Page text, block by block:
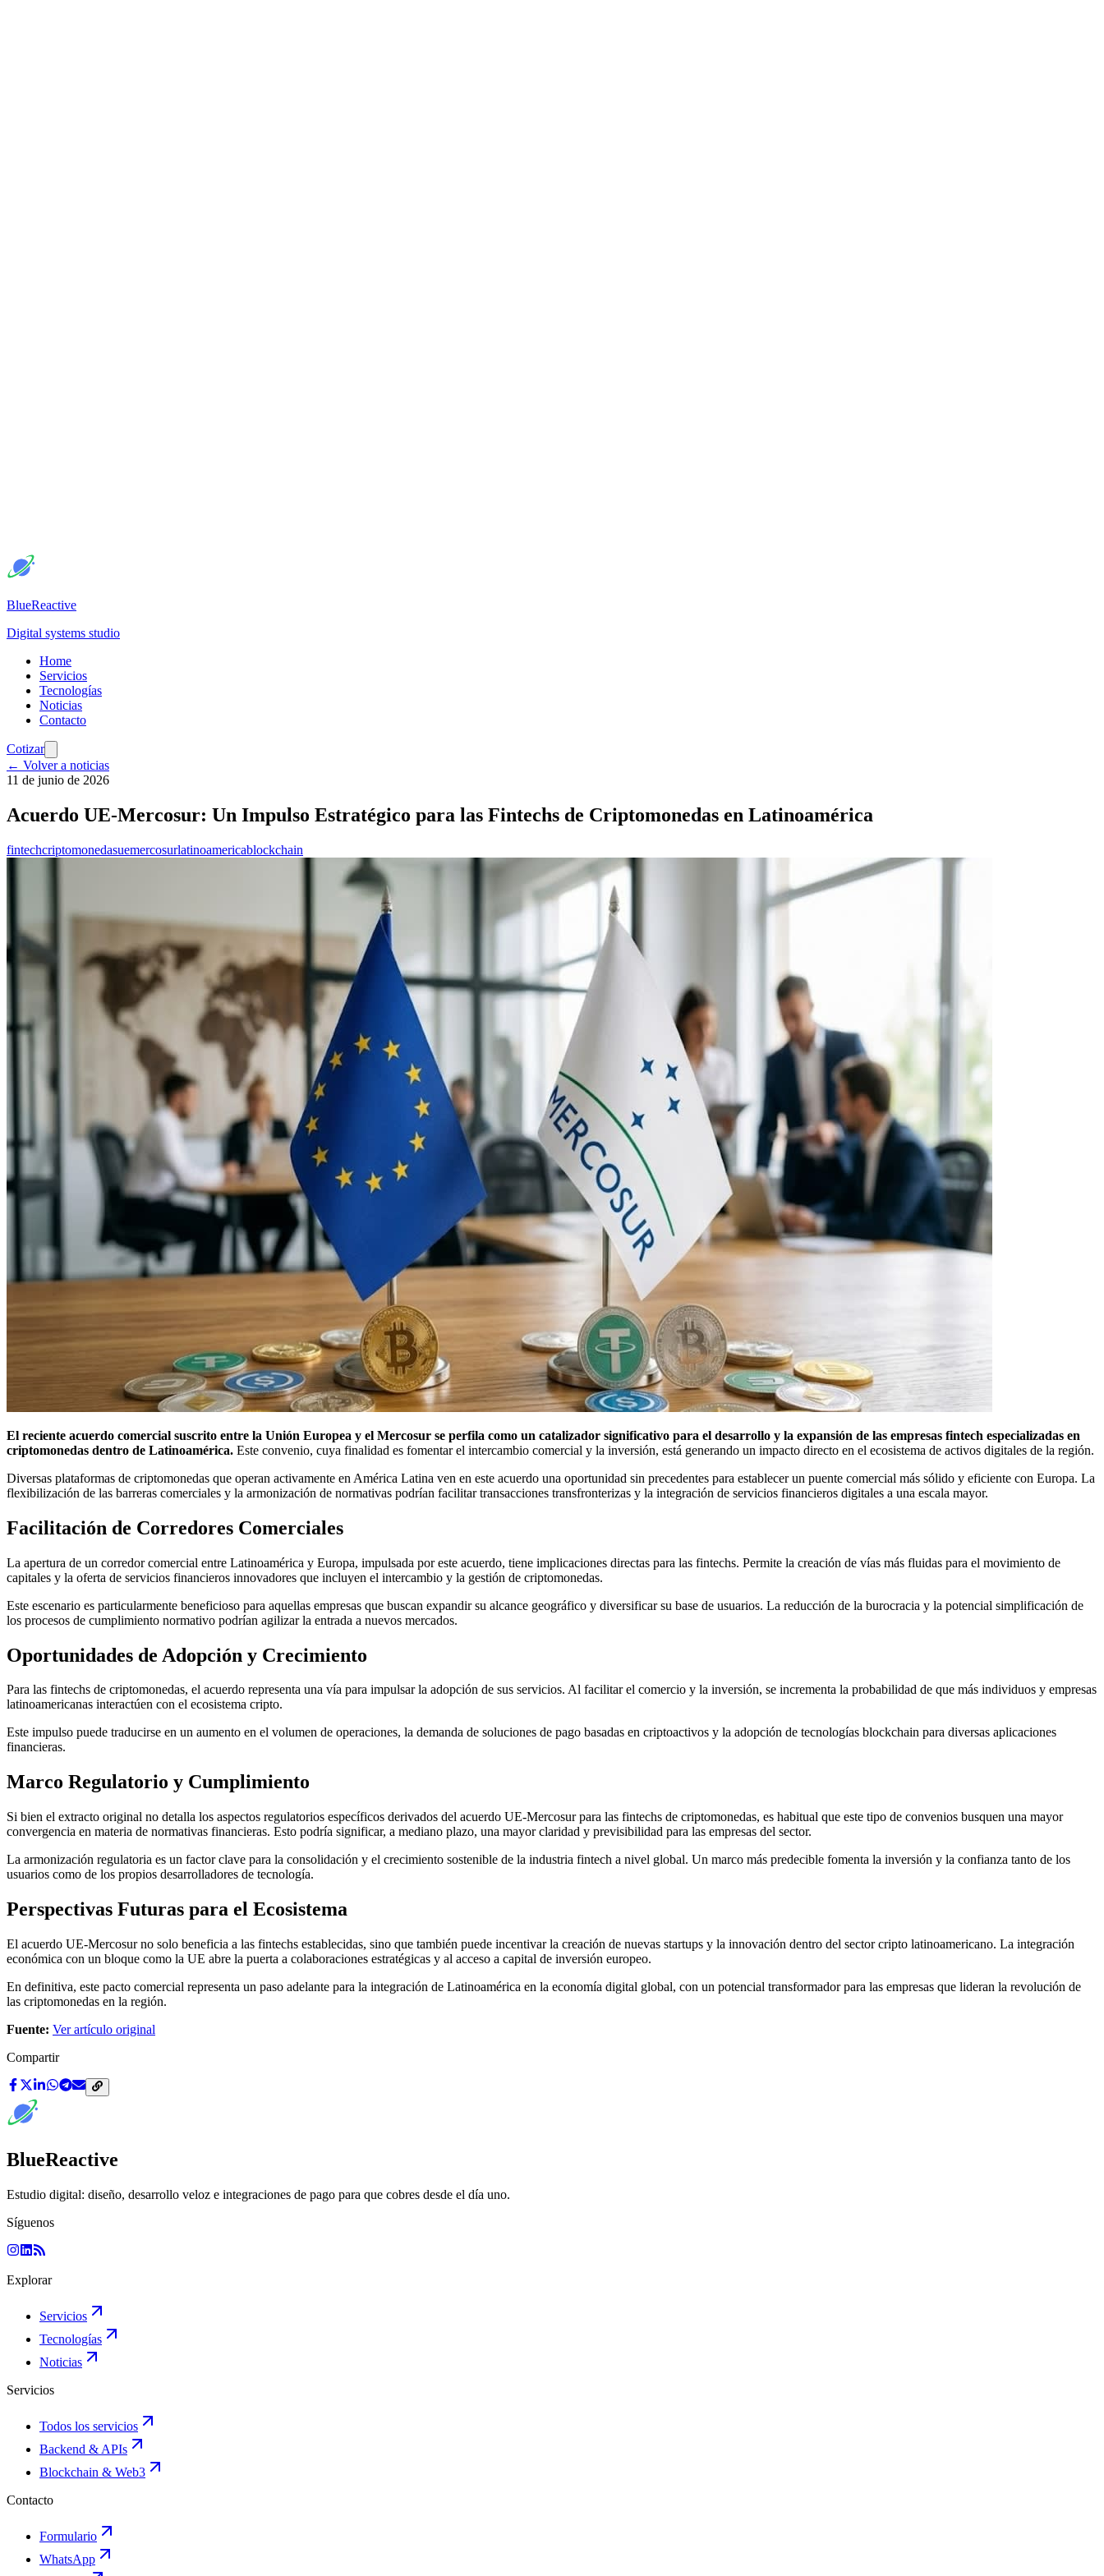
BlueReactive
Digital systems studio
Home
Servicios
Tecnologías
Noticias
Contacto
Cotizar
← Volver a noticias
11 de junio de 2026
Acuerdo UE-Mercosur: Un Impulso Estratégico para las Fintechs de Criptomonedas en Latinoamérica
fintechcriptomonedasuemercosurlatinoamericablockchain
El reciente acuerdo comercial suscrito entre la Unión Europea y el Mercosur se perfila como un catalizador significativo para el desarrollo y la expansión de las empresas fintech especializadas en
criptomonedas dentro de Latinoamérica. Este convenio, cuya finalidad es fomentar el intercambio comercial y la inversión, está generando un impacto directo en el ecosistema de activos digitales de la región.
Diversas plataformas de criptomonedas que operan activamente en América Latina ven en este acuerdo una oportunidad sin precedentes para establecer un puente comercial más sólido y eficiente con Europa. La
flexibilización de las barreras comerciales y la armonización de normativas podrían facilitar transacciones transfronterizas y la integración de servicios financieros digitales a una escala mayor.
Facilitación de Corredores Comerciales
La apertura de un corredor comercial entre Latinoamérica y Europa, impulsada por este acuerdo, tiene implicaciones directas para las fintechs. Permite la creación de vías más fluidas para el movimiento de
capitales y la oferta de servicios financieros innovadores que incluyen el intercambio y la gestión de criptomonedas.
Este escenario es particularmente beneficioso para aquellas empresas que buscan expandir su alcance geográfico y diversificar su base de usuarios. La reducción de la burocracia y la potencial simplificación de
los procesos de cumplimiento normativo podrían agilizar la entrada a nuevos mercados.
Oportunidades de Adopción y Crecimiento
Para las fintechs de criptomonedas, el acuerdo representa una vía para impulsar la adopción de sus servicios. Al facilitar el comercio y la inversión, se incrementa la probabilidad de que más individuos y empresas
latinoamericanas interactúen con el ecosistema cripto.
Este impulso puede traducirse en un aumento en el volumen de operaciones, la demanda de soluciones de pago basadas en criptoactivos y la adopción de tecnologías blockchain para diversas aplicaciones
financieras.
Marco Regulatorio y Cumplimiento
Si bien el extracto original no detalla los aspectos regulatorios específicos derivados del acuerdo UE-Mercosur para las fintechs de criptomonedas, es habitual que este tipo de convenios busquen una mayor
convergencia en materia de normativas financieras. Esto podría significar, a mediano plazo, una mayor claridad y previsibilidad para las empresas del sector.
La armonización regulatoria es un factor clave para la consolidación y el crecimiento sostenible de la industria fintech a nivel global. Un marco más predecible fomenta la inversión y la confianza tanto de los
usuarios como de los propios desarrolladores de tecnología.
Perspectivas Futuras para el Ecosistema
El acuerdo UE-Mercosur no solo beneficia a las fintechs establecidas, sino que también puede incentivar la creación de nuevas startups y la innovación dentro del sector cripto latinoamericano. La integración
económica con un bloque como la UE abre la puerta a colaboraciones estratégicas y al acceso a capital de inversión europeo.
En definitiva, este pacto comercial representa un paso adelante para la integración de Latinoamérica en la economía digital global, con un potencial transformador para las empresas que lideran la revolución de
las criptomonedas en la región.
Fuente: Ver artículo original
Compartir
BlueReactive
Estudio digital: diseño, desarrollo veloz e integraciones de pago para que cobres desde el día uno.
Síguenos
Explorar
Servicios
Tecnologías
Noticias
Servicios
Todos los servicios
Backend & APIs
Blockchain & Web3
Contacto
Formulario
WhatsApp